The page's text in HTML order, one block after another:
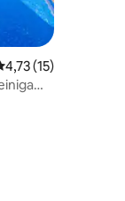
hinnang
4,73 (15)